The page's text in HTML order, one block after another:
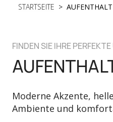
STARTSEITE AUFENTHALT
FINDEN SIE IHRE
Moderne Akzente,
Ambiente und